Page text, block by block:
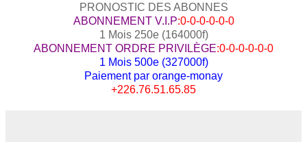
PRONOSTIC DES ABONNES
ABONNEMENT V.I.P:0-0-0-0-0-0
1 Mois 250e (164000f)
ABONNEMENT ORDRE PRIVILÈGE:0-0-0-0-0-0
1 Mois 500e (327000f)
Paiement par orange-monay
+226.76.51.65.85